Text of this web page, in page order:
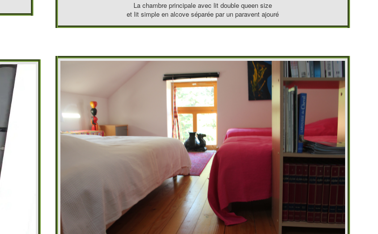
La chambre principale avec lit double queen size
et lit simple en alcove séparée par un paravent ajouré